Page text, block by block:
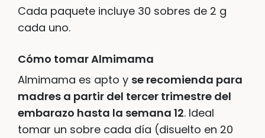
Cada paquete incluye 30 sobres de 2 g
cada uno.
Cómo tomar Almimama
Almimama es apto y se recomienda para
madres a partir del tercer trimestre del
embarazo hasta la semana 12. Ideal
tomar un sobre cada día (disuelto en 20